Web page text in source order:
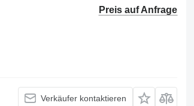
Preis auf Anfrage
Verkäufer kontaktieren